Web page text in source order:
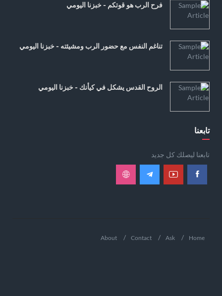
فرح الرب هو قوتكم - خبزنا اليومي
تناغم النفس مع حضور الرب ومشيئته - خبزنا اليومي
الروح القدس يشكل في كيأنك - خبزنا اليومي
تابعنا
تابعنا ليصلك كل جديد
Home
Ask
Contact
About